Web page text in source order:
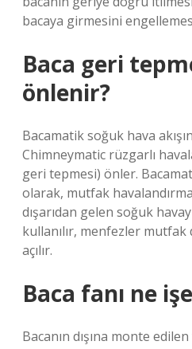
bacaya girmesini
Baca geri
önlenir?
Bacamatik soğuk hava
Chimneymatic rüzgarlı
geri tepmesi) önler.
olarak, mutfak
dışarıdan gelen soğuk
kullanılır, menfezler mutfak
açılır.
Baca fanı ne
Bacanın dışına monte